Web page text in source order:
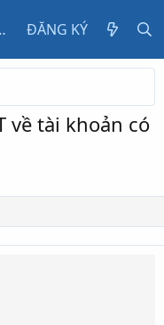
ĐĂNG KÝ
về tài khoản có